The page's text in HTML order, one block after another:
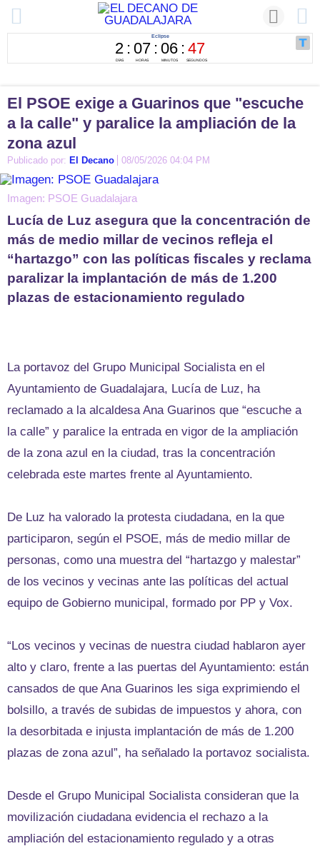
El PSOE exige a Guarinos que "escuche
a la calle" y paralice la ampliación de la
zona azul
Publicado por: El Decano 08/05/2026 04:04 PM
Imagen: PSOE Guadalajara
Lucía de Luz asegura que la concentración de
más de medio millar de vecinos refleja el
“hartazgo” con las políticas fiscales y reclama
paralizar la implantación de más de 1.200
plazas de estacionamiento regulado
La portavoz del Grupo Municipal Socialista en el
Ayuntamiento de Guadalajara, Lucía de Luz, ha
reclamado a la alcaldesa Ana Guarinos que “escuche a
la calle” y paralice la entrada en vigor de la ampliación
de la zona azul en la ciudad, tras la concentración
celebrada este martes frente al Ayuntamiento.
De Luz ha valorado la protesta ciudadana, en la que
participaron, según el PSOE, más de medio millar de
personas, como una muestra del “hartazgo y malestar”
de los vecinos y vecinas ante las políticas del actual
equipo de Gobierno municipal, formado por PP y Vox.
“Los vecinos y vecinas de nuestra ciudad hablaron ayer
alto y claro, frente a las puertas del Ayuntamiento: están
cansados de que Ana Guarinos les siga exprimiendo el
bolsillo, a través de subidas de impuestos y ahora, con
la desorbitada e injusta implantación de más de 1.200
plazas de zona azul”, ha señalado la portavoz socialista.
Desde el Grupo Municipal Socialista consideran que la
movilización ciudadana evidencia el rechazo a la
ampliación del estacionamiento regulado y a otras